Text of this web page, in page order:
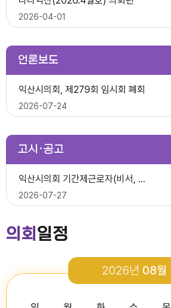
2026년 1분기 홍보예산 운용현황
다다익산(2026.4월호) 의회편
2026-07-07
제278회 익산시의회 임시회 의사일정(안)
2026-06-22
2026년 1분기 홍보예산 운용현황
2026-04-08
2026년도 회기운영 계획(변경)
2026-04-01
다다익산(2026.3월호) 의회편
2026-03-03
다다익산(2026.2월호) 의회편
2026-02-02
다다익산(2026.1월호) 의회편
언론보도
2026-06-26
익산시의회, 제279회 임시회 폐회
2026-07-24
2026-07-15
익산시의회, 제279회 임시회 개회
고시·공고
익산시의회 기간제근로자(중증장애 의원 활동보조) 채용 공고
2026-06-30
익산시의회 기간제근로자(비서, 행정보조) 채용 공고
2026-07-27
2026년도 제4회 익산시의회 지방임기제공무원 채용시험 최종합격..
의회 일정
2026년 08월